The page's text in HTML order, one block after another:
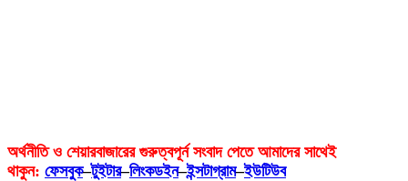
অর্থনীতি ও শেয়ারবাজারের গুরুত্বপূর্ন সংবাদ পেতে আমাদের সাথেই
থাকুন: ফেসবুক–টুইটার–লিংকডইন–ইন্সটাগ্রাম–ইউটিউব